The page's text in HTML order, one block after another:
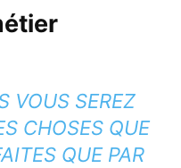
VOUS SEREZ
CHOSES QUE
QUE PAR